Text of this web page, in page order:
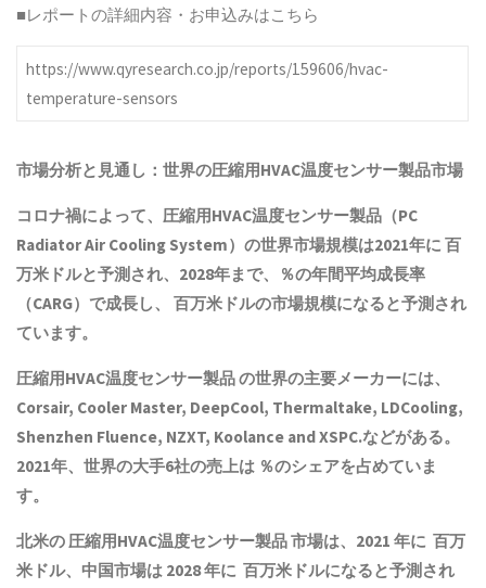
■レポートの詳細内容・お申込みはこちら
https://www.qyresearch.co.jp/reports/159606/hvac-
temperature-sensors
市場分析と見通し：世界の圧縮用HVAC温度センサー製品市場
コロナ禍によって、圧縮用HVAC温度センサー製品 （PC
Radiator Air Cooling System）の世界市場規模は2021年に 百
万米ドルと予測され、2028年まで、％の年間平均成長率
（CARG）で成長し、 百万米ドルの市場規模になると予測され
ています。
圧縮用HVAC温度センサー製品の世界の主要メーカーには、
Corsair, Cooler Master, DeepCool, Thermaltake, LDCooling,
Shenzhen Fluence, NZXT, Koolance and XSPC.などがある。
2021年、世界の大手6社の売上は ％のシェアを占めていま
す。
北米の圧縮用HVAC温度センサー製品市場は、2021 年に 百万
米ドル、中国市場は 2028 年に 百万米ドルになると予測され